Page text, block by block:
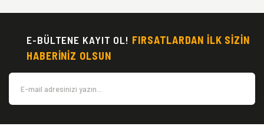
E-BÜLTENE KAYIT OL! FIRSATLARDAN İLK SİZİN
HABERİNİZ OLSUN